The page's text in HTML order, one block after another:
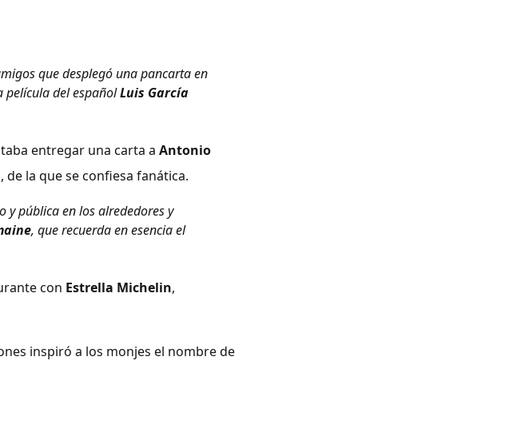
que desplegó una pancarta en
película del españolLuis García
entregar una carta a Antonio
, de la que se confiesa fanática.
y pública en los alrededores y
, que recuerda en esencia el
con Estrella Michelin,
inspiró a los monjes el nombre de